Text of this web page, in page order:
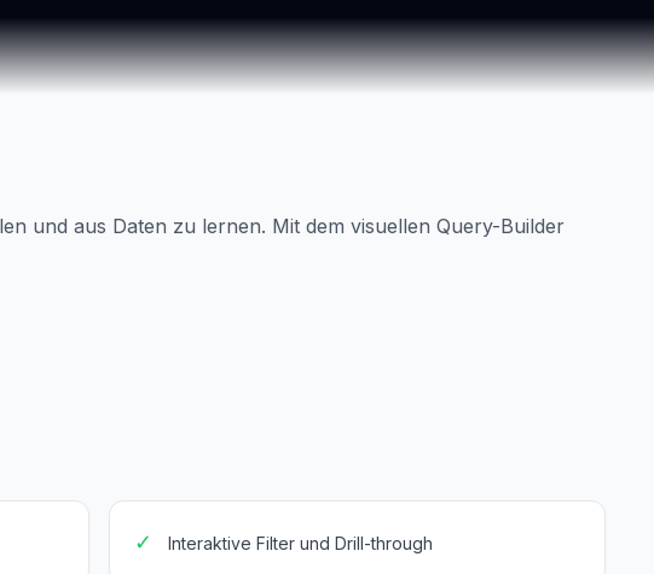
und aus Daten zu lernen. Mit dem visuellen Query-Builder
✓ Interaktive Filter und Drill-through